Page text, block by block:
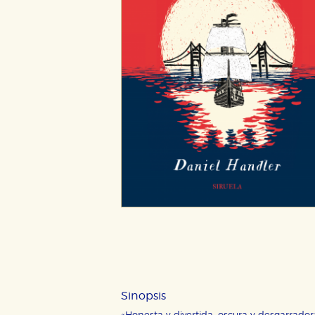
Sinopsis
CONFIGURACIÓN DE
Estas cookies son necesarias
hacerlo desde el navegador,
configuraciones de servicios